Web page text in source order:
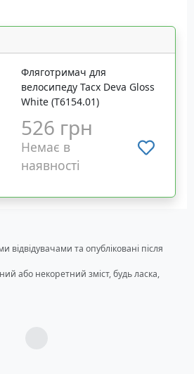
Фляготримач для
велосипеду Tacx Deva Gloss
White (T6154.01)
526 грн
Немає в
наявності
відвідувачами та опубліковані після
або некоретний зміст, будь ласка,